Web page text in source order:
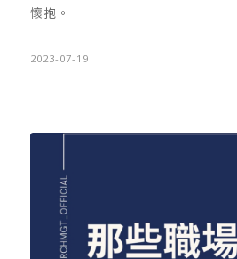
懷抱。
2023-07-19